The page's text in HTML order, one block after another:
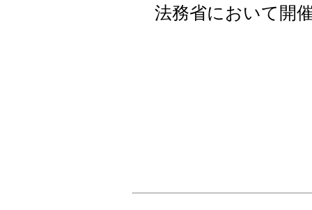
法務省において開